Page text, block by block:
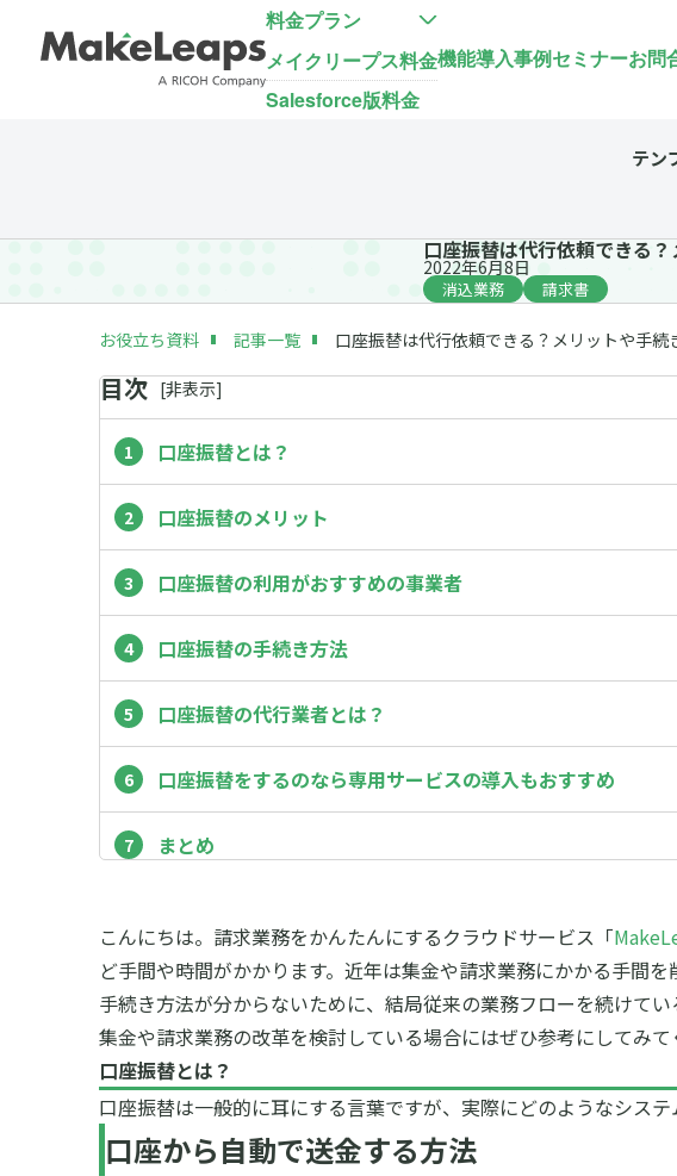
料金プラン
メイクリープス料金
Salesforce版料金
機能導入事例セミナーお問
テン
口座振替は代行依頼できる
2022年6月8日
消込業務 請求書
お役立ち資料 記事一覧 口座振替は代行依頼できる？メリットや手続
目次 [非表示]
口座振替とは？
口座振替のメリット
口座振替の利用がおすすめの事業者
口座振替の手続き方法
口座振替の代行業者とは？
口座振替をするのなら専用サービスの導入もおすすめ
まとめ
こんにちは。請求業務をかんたんにするクラウドサービス「
ど手間や時間がかかります。近年は集金や請求業務にかかる手間
手続き方法が分からないために、結局従来の業務フローを続けて
集金や請求業務の改革を検討している場合にはぜひ参考にしてみて
口座振替とは？
口座振替は一般的に耳にする言葉ですが、実際にどのようなシス
口座から自動で送金する方法